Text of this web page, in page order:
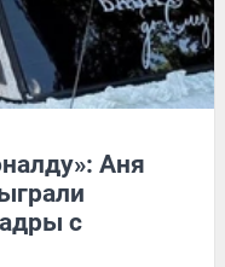
Аня
с